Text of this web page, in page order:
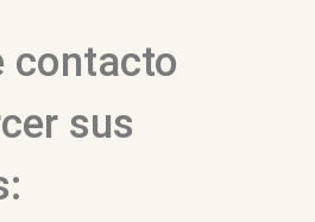
contacto
sus